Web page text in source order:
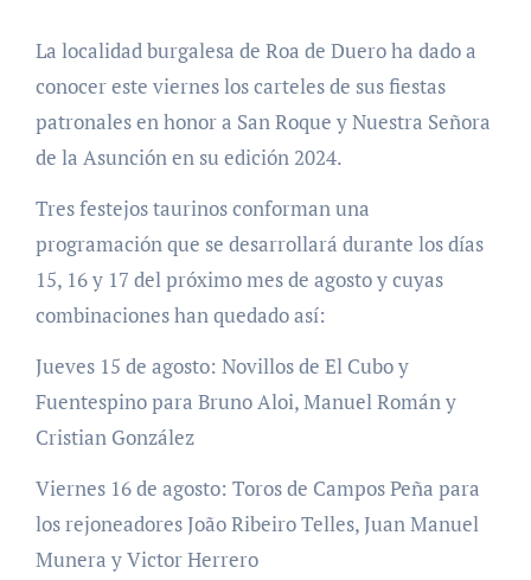
La localidad burgalesa de Roa de Duero ha dado a
conocer este viernes los carteles de sus fiestas
patronales en honor a San Roque y Nuestra Señora
de la Asunción en su edición 2024.
Tres festejos taurinos conforman una
programación que se desarrollará durante los días
15, 16 y 17 del próximo mes de agosto y cuyas
combinaciones han quedado así:
Jueves 15 de agosto: Novillos de El Cubo y
Fuentespino para Bruno Aloi, Manuel Román y
Cristian González
Viernes 16 de agosto: Toros de Campos Peña para
los rejoneadores João Ribeiro Telles, Juan Manuel
Munera y Victor Herrero